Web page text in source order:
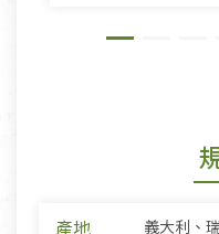
產地 義大利、